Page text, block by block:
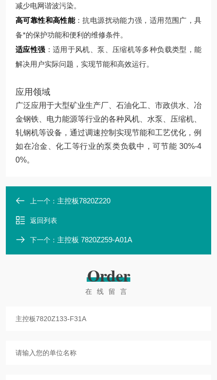
减少电网谐波污染。
高可靠性和高性能：抗电源扰动能力强，适用范围广，具
备*的保护功能和便利的维修条件。
适应性强 ：适用于风机、泵、压缩机等多种负载类型，能
解决用户实际问题，实现节能和高效运行。
应用领域
广泛应用于大型矿业生产厂、石油化工、市政供水、冶
金钢铁、电力能源等行业的各种风机、水泵、压缩机、
轧钢机等设备，通过调速控制实现节能和工艺优化，例
如在冶金、化工等行业的泵类负载中，可节能 30%-4
0%。
上一个： 主控板7820Z220
返回列表
下一个： 主控板 7820Z259-A01A
Order
在线留言